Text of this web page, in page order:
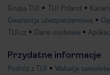
Grupa TUI TUI Poland
Gwarancja ubezpieczeniowa
TUI.cz
Dane osobowe
Przydatne informacje
Podróż z TUI Wakacje